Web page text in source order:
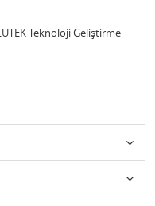
Teknoloji Geliştirme